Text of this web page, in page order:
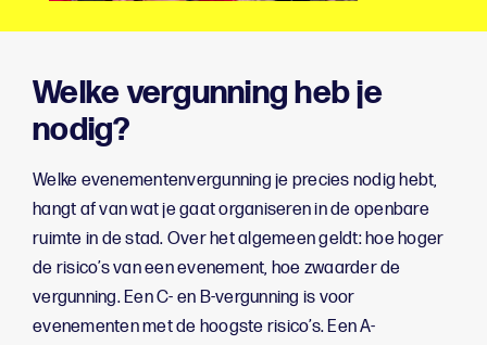
Welke vergunning heb je
nodig?
Welke evenementenvergunning je precies nodig hebt,
hangt af van wat je gaat organiseren in de openbare
ruimte in de stad. Over het algemeen geldt: hoe hoger
de risico’s van een evenement, hoe zwaarder de
vergunning. Een C- en B-vergunning is voor
evenementen met de hoogste risico’s. Een A-